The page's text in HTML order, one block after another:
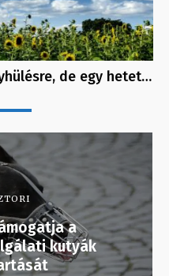
de egy hetet…
a
kutyák